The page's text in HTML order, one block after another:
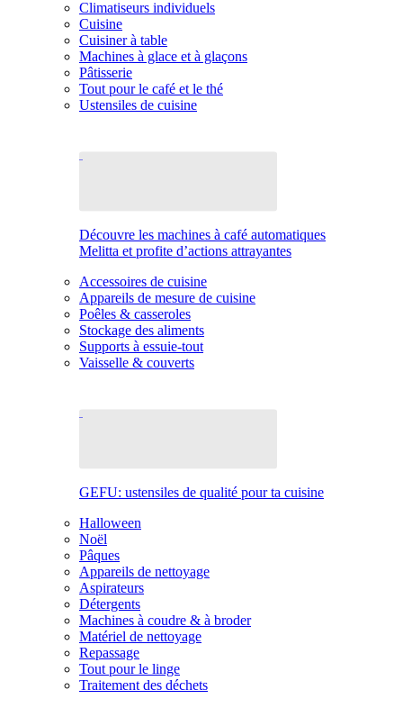
Climatiseurs individuels
Cuisine
Cuisiner à table
Machines à glace et à glaçons
Pâtisserie
Tout pour le café et le thé
Ustensiles de cuisine
Découvre les machines à café automatiques
Melitta et profite d’actions attrayantes
Accessoires de cuisine
Appareils de mesure de cuisine
Poêles & casseroles
Stockage des aliments
Supports à essuie-tout
Vaisselle & couverts
GEFU: ustensiles de qualité pour ta cuisine
Halloween
Noël
Pâques
Appareils de nettoyage
Aspirateurs
Détergents
Machines à coudre & à broder
Matériel de nettoyage
Repassage
Tout pour le linge
Traitement des déchets